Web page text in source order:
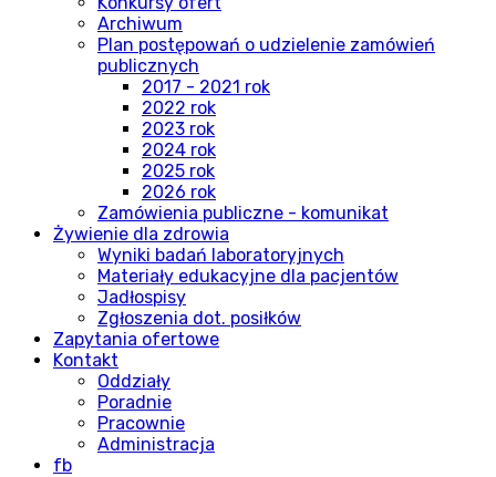
Archiwum
Plan postępowań o udzielenie zamówień
publicznych
2017 - 2021 rok
2022 rok
2023 rok
2024 rok
2025 rok
2026 rok
Zamówienia publiczne - komunikat
Żywienie dla zdrowia
Wyniki badań laboratoryjnych
Materiały edukacyjne dla pacjentów
Jadłospisy
Zgłoszenia dot. posiłków
Zapytania ofertowe
Kontakt
Oddziały
Poradnie
Pracownie
Administracja
fb